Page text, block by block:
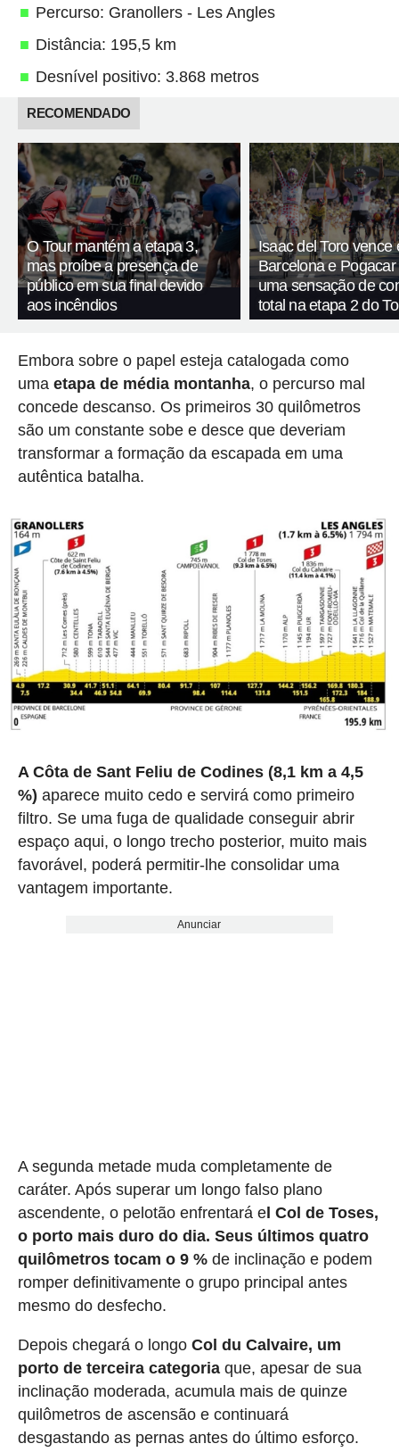
Percurso: Granollers - Les Angles
Distância: 195,5 km
Desnível positivo: 3.868 metros
RECOMENDADO
O Tour mantém a etapa 3,
mas proíbe a presença de
público em sua final devido
aos incêndios
Isaac del Toro vence
Barcelona e Pogacar
uma sensação de
total na etapa 2 do
Embora sobre o papel esteja catalogada como
uma etapa de média montanha, o percurso mal
concede descanso. Os primeiros 30 quilômetros
são um constante sobe e desce que deveriam
transformar a formação da escapada em uma
autêntica batalha.
A Côta de Sant Feliu de Codines (8,1 km a 4,5
%) aparece muito cedo e servirá como primeiro
filtro. Se uma fuga de qualidade conseguir abrir
espaço aqui, o longo trecho posterior, muito mais
favorável, poderá permitir-lhe consolidar uma
vantagem importante.
Anunciar
A segunda metade muda completamente de
caráter. Após superar um longo falso plano
ascendente, o pelotão enfrentará el Col de Toses,
o porto mais duro do dia. Seus últimos quatro
quilômetros tocam o 9 %de inclinação e podem
romper definitivamente o grupo principal antes
mesmo do desfecho.
Depois chegará o longoCol du Calvaire, um
porto de terceira categoriaque, apesar de sua
inclinação moderada, acumula mais de quinze
quilômetros de ascensão e continuará
desgastando as pernas antes do último esforço.